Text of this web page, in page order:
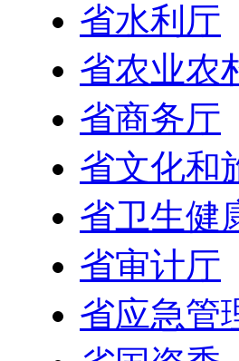
省水利厅
省农业农
省商务厅
省文化和
省卫生健
省审计厅
省应急管